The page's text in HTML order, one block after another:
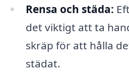
Rensa och städa:
det viktigt att ta
skräp för att hålla
städat.